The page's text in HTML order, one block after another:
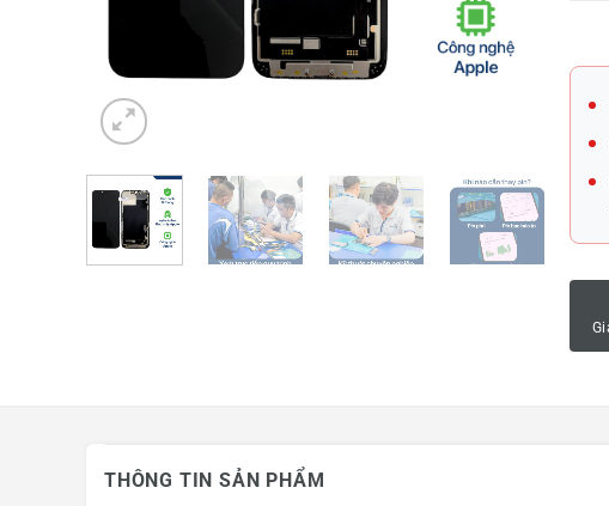
Tin công nghệ
Khuyến mãi
THÔNG TIN SẢN PHẨM